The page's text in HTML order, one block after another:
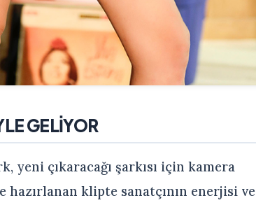
GELİYOR
yeni çıkaracağı şarkısı için kamera
hazırlanan klipte sanatçının enerjisi ve